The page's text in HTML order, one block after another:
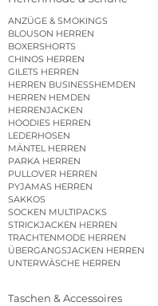
ANZÜGE & SMOKINGS
BLOUSON HERREN
BOXERSHORTS
CHINOS HERREN
GILETS HERREN
HERREN BUSINESSHEMDEN
HERREN HEMDEN
HERRENJACKEN
HOODIES HERREN
LEDERHOSEN
MÄNTEL HERREN
PARKA HERREN
PULLOVER HERREN
PYJAMAS HERREN
SAKKOS
SOCKEN MULTIPACKS
STRICKJACKEN HERREN
TRACHTENMODE HERREN
ÜBERGANGSJACKEN HERREN
UNTERWÄSCHE HERREN
Taschen & Accessoires